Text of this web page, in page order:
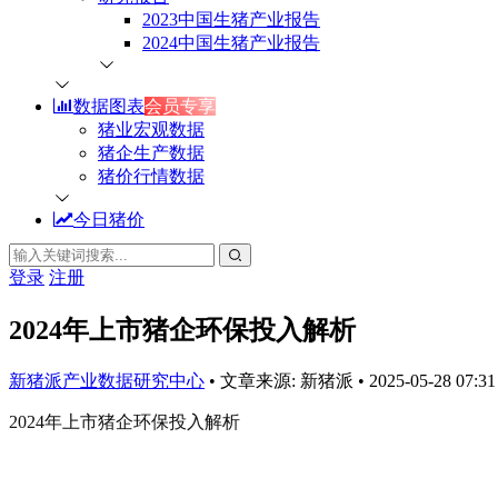
2023中国生猪产业报告
2024中国生猪产业报告
数据图表会员专享
猪业宏观数据
猪企生产数据
猪价行情数据
今日猪价
登录 注册
2024年上市猪企环保投入解析
新猪派产业数据研究中心 • 文章来源: 新猪派 • 2025-05-28 07:31
2024年上市猪企环保投入解析